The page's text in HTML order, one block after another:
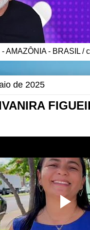
AMAZÔNIA - BRASIL /
de 2025